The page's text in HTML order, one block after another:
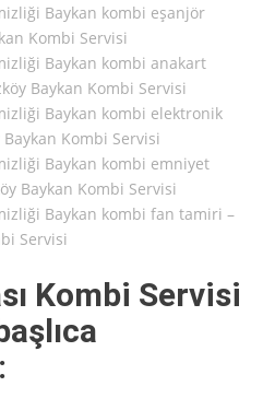
Baykan kombi eşanjör
Kombi Servisi
Baykan kombi anakart
Baykan Kombi Servisi
Baykan kombi elektronik
Kombi Servisi
Baykan kombi emniyet
Baykan Kombi Servisi
Baykan kombi fan tamiri –
Servisi
Kombi Servisi